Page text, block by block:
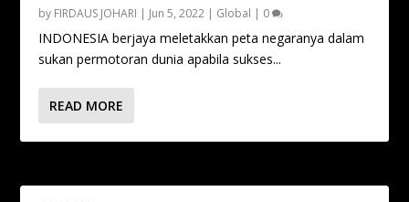
by FIRDAUS JOHARI | Jun 5, 2022 | Global | 0
INDONESIA berjaya meletakkan peta negaranya dalam
sukan permotoran dunia apabila sukses...
READ MORE